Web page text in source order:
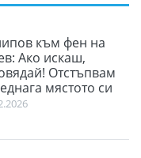
към фен на
Ако искаш,
Отстъпвам
мястото си